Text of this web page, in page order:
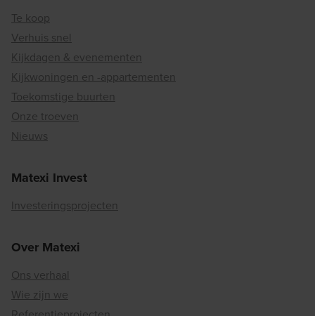
Te koop
Verhuis snel
Kijkdagen & evenementen
Kijkwoningen en -appartementen
Toekomstige buurten
Onze troeven
Nieuws
Matexi Invest
Investeringsprojecten
Over Matexi
Ons verhaal
Wie zijn we